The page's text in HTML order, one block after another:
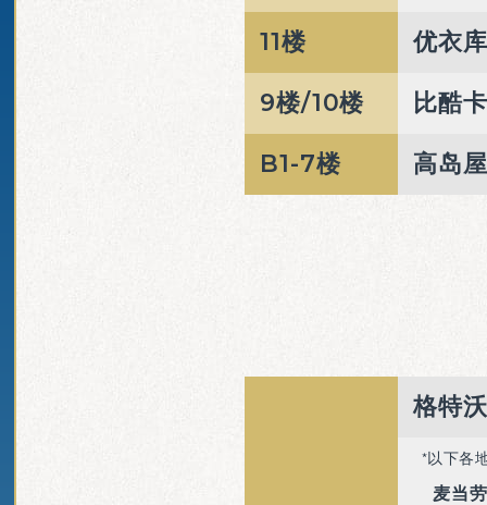
11楼 优衣
9楼/10楼 比酷
B1-7楼 高岛
格特
以下各
麦当劳